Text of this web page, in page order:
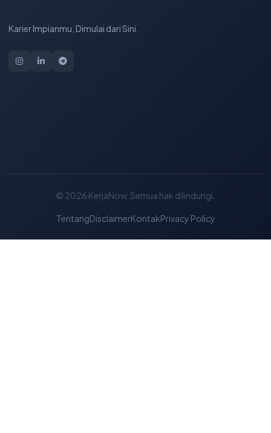
Karier Impianmu, Dimulai dari Sini.
© 2026 KerjaNow. Semua hak dilindungi.
TentangDisclaimerKontakPrivacy Policy